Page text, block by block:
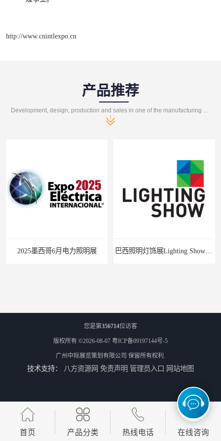
http://www.cnintlexpo.cn
产品推荐
2025墨西哥6月电力照明展
您是第356714位访客
版权所有 ©2026-08-07 粤ICP备09197144号-5
广州中际展览策划有限公司 保留所有权利.
技术支持： 八方资源网 免责声明 管理员入口 网站地图
首页 产品分类 热线电话 在线咨询